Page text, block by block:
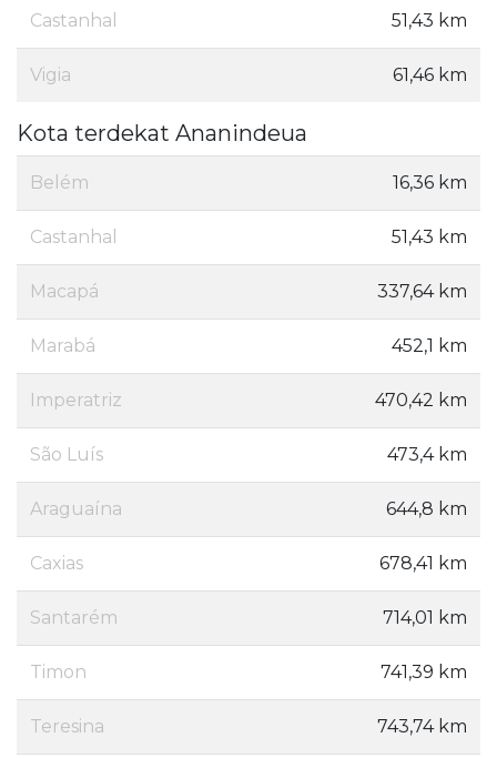
Castanhal 51,43 km
Vigia 61,46 km
Kota terdekat Ananindeua
Belém 16,36 km
Castanhal 51,43 km
Macapá 337,64 km
Marabá 452,1 km
Imperatriz 470,42 km
São Luís 473,4 km
Araguaína 644,8 km
Caxias 678,41 km
Santarém 714,01 km
Timon 741,39 km
Teresina 743,74 km